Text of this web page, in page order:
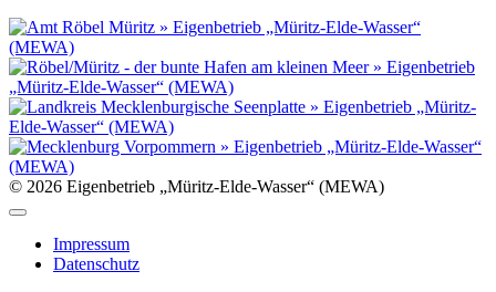
© 2026 Eigenbetrieb „Müritz-Elde-Wasser“ (MEWA)
Impressum
Datenschutz